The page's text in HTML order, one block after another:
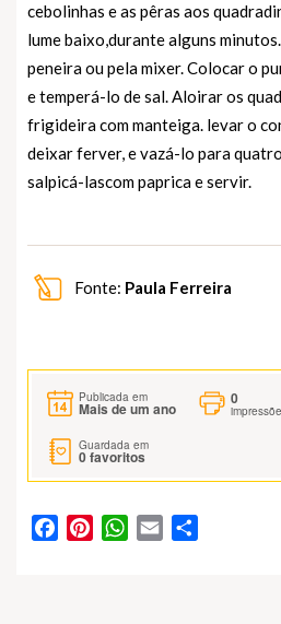
cebolinhas e as pêras aos
lume baixo,durante alguns
peneira ou pela mixer. Colocar o
e temperá-lo de sal. Aloirar os
frigideira com manteiga. levar o
deixar ferver, e vazá-lo para
salpicá-lascom paprica e servir.
Fonte: Paula Ferreira
Publicada em
Mais de um ano
0
Guardada em
0favoritos
FacebookPinterestWhatsApp
Email